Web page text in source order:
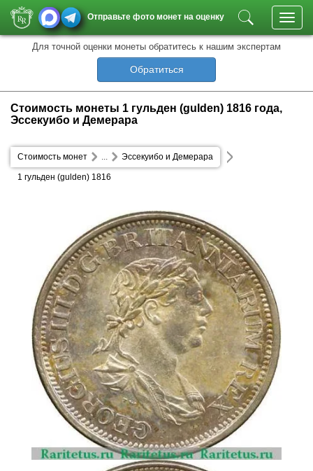
Отправьте фото монет на оценку
Для точной оценки монеты обратитесь к нашим экспертам
Обратиться
Стоимость монеты 1 гульден (gulden) 1816 года,
Эссекуибо и Демерара
Стоимость монет Эссекуибо и Демерара
...
1 гульден (gulden) 1816